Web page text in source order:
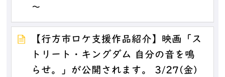
～
【行方市ロケ支援作品紹介】映画「ス
トリート・キングダム 自分の音を鳴
らせ。」が公開されます。 3/27(金)